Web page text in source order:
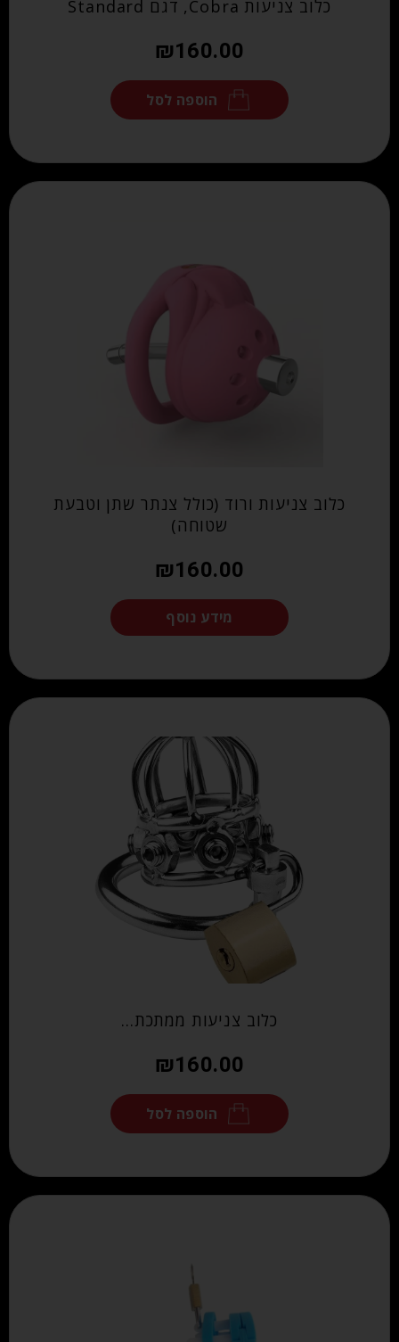
כלוב צניעות Cobra, דגם Standard
₪160.00
הוספה לסל
כלוב צניעות ורוד (כולל צנתר שתן וטבעת
שטוחה)
₪160.00
מידע נוסף
כלוב צניעות ממתכת…
₪160.00
הוספה לסל